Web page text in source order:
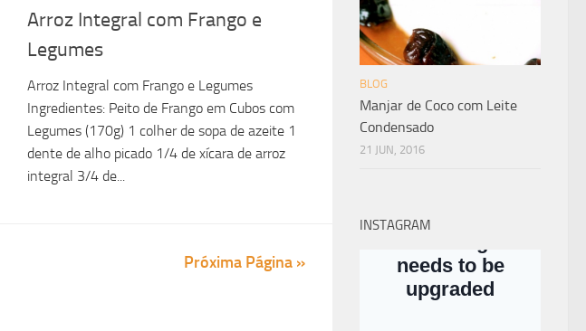
Arroz Integral com Frango e
Legumes
Arroz Integral com Frango e Legumes
Ingredientes: Peito de Frango em Cubos com
Legumes (170g) 1 colher de sopa de azeite 1
dente de alho picado 1/4 de xícara de arroz
integral 3/4 de...
Próxima Página »
BLOG
Manjar de Coco com Leite
Condensado
21 JUN, 2016
INSTAGRAM